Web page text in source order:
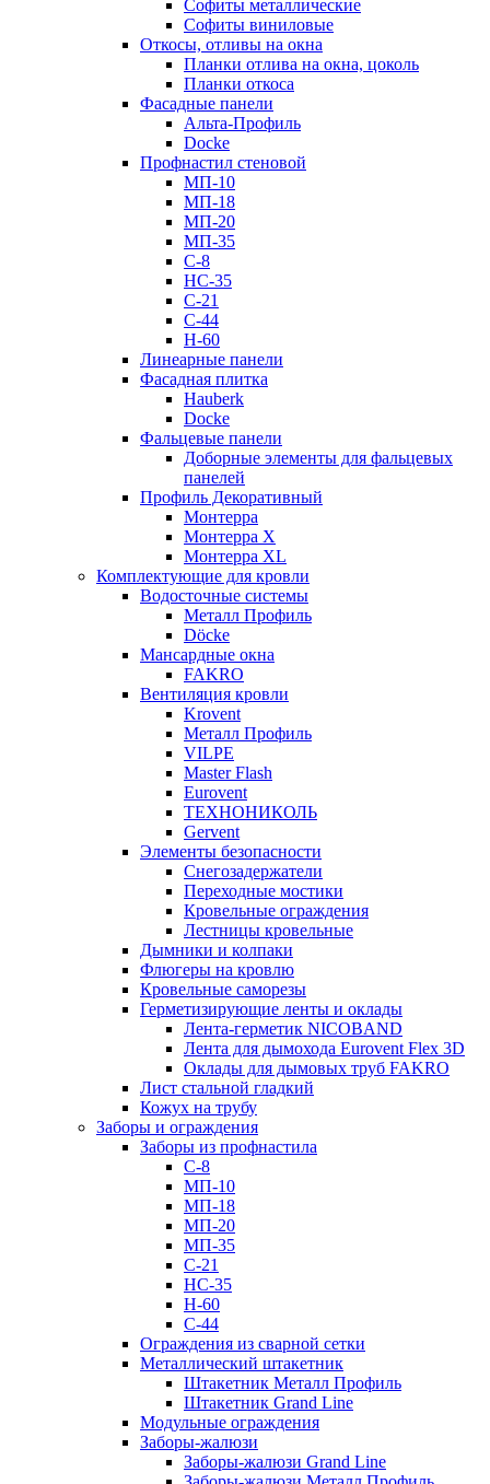
Софиты металлические
Софиты виниловые
Откосы, отливы на окна
Планки отлива на окна, цоколь
Планки откоса
Фасадные панели
Альта-Профиль
Docke
Профнастил стеновой
МП-10
МП-18
МП-20
МП-35
С-8
НС-35
С-21
С-44
Н-60
Линеарные панели
Фасадная плитка
Hauberk
Docke
Фальцевые панели
Доборные элементы для фальцевых
панелей
Профиль Декоративный
Монтерра
Монтерра X
Монтерра XL
Комплектующие для кровли
Водосточные системы
Металл Профиль
Döcke
Мансардные окна
FAKRO
Вентиляция кровли
Krovent
Металл Профиль
VILPE
Master Flash
Eurovent
ТЕХНОНИКОЛЬ
Gervent
Элементы безопасности
Снегозадержатели
Переходные мостики
Кровельные ограждения
Лестницы кровельные
Дымники и колпаки
Флюгеры на кровлю
Кровельные саморезы
Герметизирующие ленты и оклады
Лента-герметик NICOBAND
Лента для дымохода Eurovent Flex 3D
Оклады для дымовых труб FAKRO
Лист стальной гладкий
Кожух на трубу
Заборы и ограждения
Заборы из профнастила
С-8
МП-10
МП-18
МП-20
МП-35
С-21
НС-35
Н-60
С-44
Ограждения из сварной сетки
Металлический штакетник
Штакетник Металл Профиль
Штакетник Grand Line
Модульные ограждения
Заборы-жалюзи
Заборы-жалюзи Grand Line